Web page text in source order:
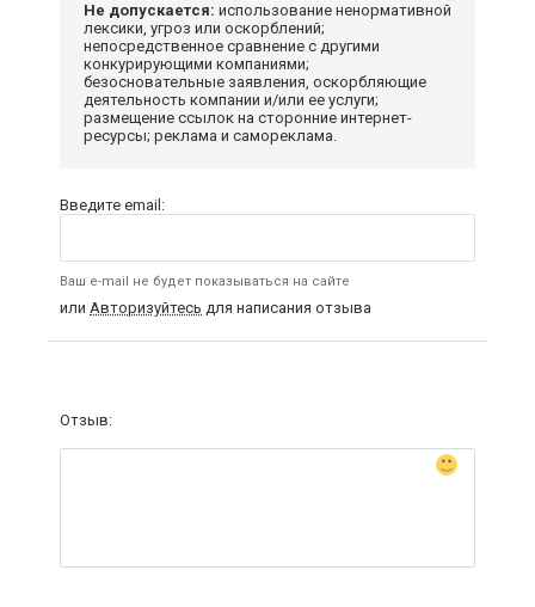
Не допускается: использование ненормативной
лексики, угроз или оскорблений;
непосредственное сравнение с другими
конкурирующими компаниями;
безосновательные заявления, оскорбляющие
деятельность компании и/или ее услуги;
размещение ссылок на сторонние интернет-
ресурсы; реклама и самореклама.
Введите email:
Ваш e-mail не будет показываться на сайте
или Авторизуйтесь для написания отзыва
Отзыв: